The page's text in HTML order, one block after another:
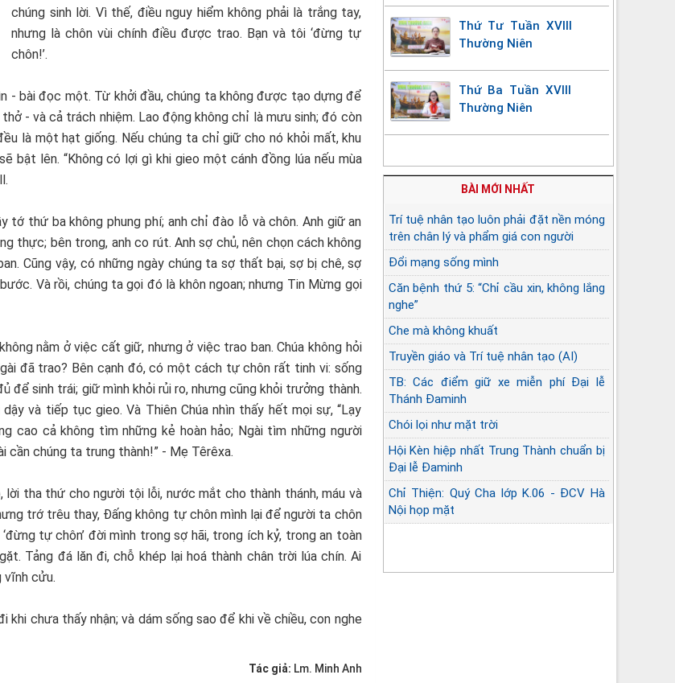
chúng sinh lời. Vì thế, điều nguy hiểm không phải là trắng tay,
nhưng là chôn vùi chính điều được trao. Bạn và tôi ‘đừng tự
chôn!’.
- bài đọc một. Từ khởi đầu, chúng ta không được tạo dựng để
- và cả trách nhiệm. Lao động không chỉ là mưu sinh; đó còn
là một hạt giống. Nếu chúng ta chỉ giữ cho nó khỏi mất, khu
bật lên. “Không có lợi gì khi gieo một cánh đồng lúa nếu mùa
tớ thứ ba không phung phí; anh chỉ đào lỗ và chôn. Anh giữ an
thực; bên trong, anh co rút. Anh sợ chủ, nên chọn cách không
Cũng vậy, có những ngày chúng ta sợ thất bại, sợ bị chê, sợ
Và rồi, chúng ta gọi đó là khôn ngoan; nhưng Tin Mừng gọi
nằm ở việc cất giữ, nhưng ở việc trao ban. Chúa không hỏi
đã trao? Bên cạnh đó, có một cách tự chôn rất tinh vi: sống
để sinh trái; giữ mình khỏi rủi ro, nhưng cũng khỏi trưởng thành.
và tiếp tục gieo. Và Thiên Chúa nhìn thấy hết mọi sự, “Lạy
cao cả không tìm những kẻ hoàn hảo; Ngài tìm những người
cần chúng ta trung thành!” - Mẹ Têrêxa.
lời tha thứ cho người tội lỗi, nước mắt cho thành thánh, máu và
trớ trêu thay, Đấng không tự chôn mình lại để người ta chôn
tự chôn’ đời mình trong sợ hãi, trong ích kỷ, trong an toàn
Tảng đá lăn đi, chỗ khép lại hoá thành chân trời lúa chín. Ai
vĩnh cửu.
khi chưa thấy nhận; và dám sống sao để khi về chiều, con nghe
Tác giả: Lm. Minh Anh
Thứ Tư Tuần XVIII
Thường Niên
Thứ Ba Tuần XVIII
Thường Niên
BÀI MỚI NHẤT
Trí tuệ nhân tạo luôn phải đặt nền móng
trên chân lý và phẩm giá con người
Đổi mạng sống mình
Căn bệnh thứ 5: “Chỉ cầu xin, không lắng
nghe”
Che mà không khuất
Truyền giáo và Trí tuệ nhân tạo (AI)
TB: Các điểm giữ xe miễn phí Đại lễ
Thánh Đaminh
Chói lọi như mặt trời
Hội Kèn hiệp nhất Trung Thành chuẩn bị
Đại lễ Đaminh
Chỉ Thiện: Quý Cha lớp K.06 - ĐCV Hà
Nội họp mặt